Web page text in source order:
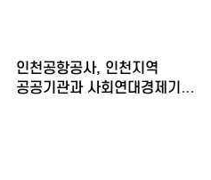
인천공항공사, 인천지역
공공기관과 사회연대경제기업